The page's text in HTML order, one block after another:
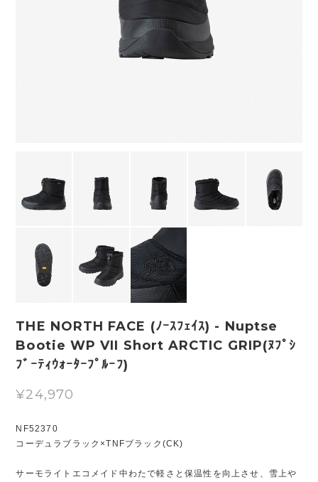
THE NORTH FACE (ﾉｰｽﾌｪｲｽ) - Nuptse
Bootie WP VII Short ARCTIC GRIP(ﾇﾌﾟｼ
ﾌﾞｰﾃｨｳｫｰﾀｰﾌﾟﾙｰﾌ)
¥24,970
NF52370
コーデュラブラック×TNFブラック(CK)
サーモライトエコメイド中わたで軽さと保温性を向上させ、雪上や